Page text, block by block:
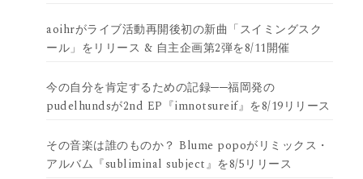
aoihrがライブ活動再開後初の新曲「スイミングスク
ール」をリリース & 自主企画第2弾を8/11開催
今の自分を肯定するための記録──福岡発の
pudelhundsが2nd EP『imnotsureif』を8/19リリース
その音楽は誰のものか？ Blume popoがリミックス・
アルバム『subliminal subject』を8/5リリース